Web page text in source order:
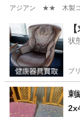
アジアン ★★ 木製コー
神奈川 鎌倉市
状
プ
刺